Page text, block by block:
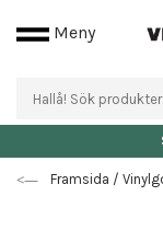
Meny
Fri frakt
Framsida /